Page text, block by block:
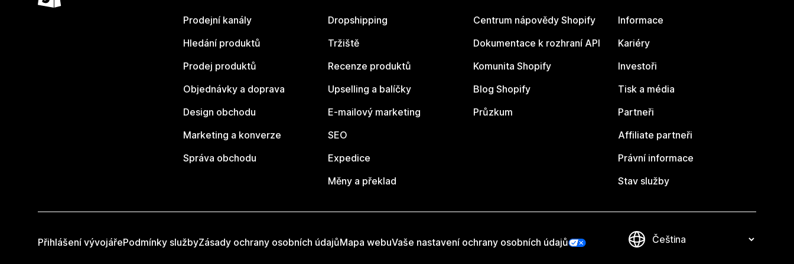
Prodejní kanály
Hledání produktů
Prodej produktů
Objednávky a doprava
Design obchodu
Marketing a konverze
Správa obchodu
Dropshipping
Tržiště
Recenze produktů
Upselling a balíčky
E-mailový marketing
SEO
Expedice
Měny a překlad
Centrum nápovědy Shopify
Dokumentace k rozhraní API
Komunita Shopify
Blog Shopify
Průzkum
Informace
Kariéry
Investoři
Tisk a média
Partneři
Affiliate partneři
Právní informace
Stav služby
Přihlášení vývojářePodmínky službyZásady ochrany osobních údajůMapa webuVaše nastavení ochrany osobních údajů